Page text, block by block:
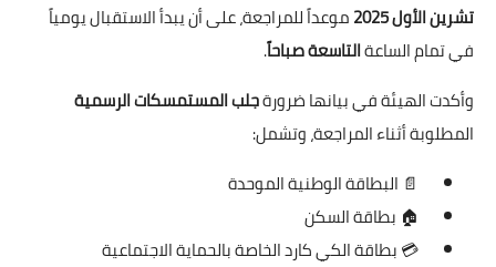
تشرين الأول 2025
موعداً للمراجعة، على أن يبدأ الاستقبال يومياً
في تمام الساعةالتاسعة صباحاً.
وأكدت الهيئة في بيانها ضرورةجلب المستمسكات الرسمية
المطلوبة أثناء المراجعة، وتشمل:
📄 البطاقة الوطنية الموحدة
🏠 بطاقة السكن
💳 بطاقة الكي كارد الخاصة بالحماية الاجتماعية